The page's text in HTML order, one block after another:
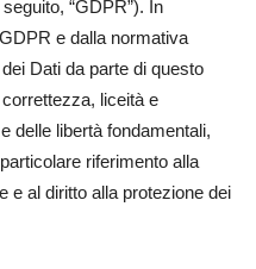
“GDPR”). In
e dalla normativa
Dati da parte di questo
liceità e
delle libertà fondamentali,
riferimento alla
e al diritto alla protezione dei